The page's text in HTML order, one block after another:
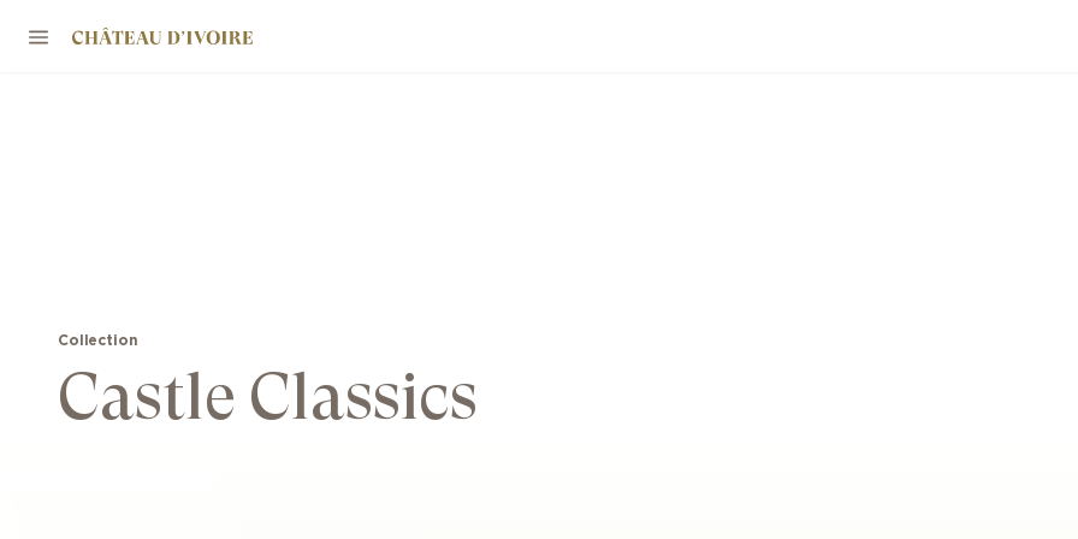
Collection
Castle Classics